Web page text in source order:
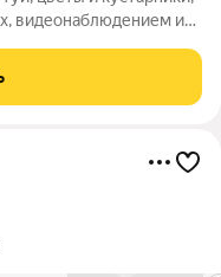
видеонаблюдением и
видами на запад -